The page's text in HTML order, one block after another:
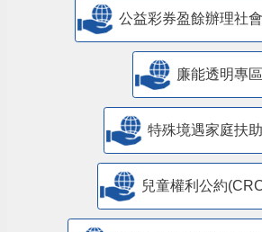
公益彩券盈餘辦理社
廉能透明專區
特殊境遇家庭扶
兒童權利公約